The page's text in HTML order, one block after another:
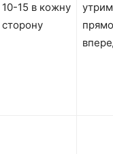
10-15 в кожну
сторону